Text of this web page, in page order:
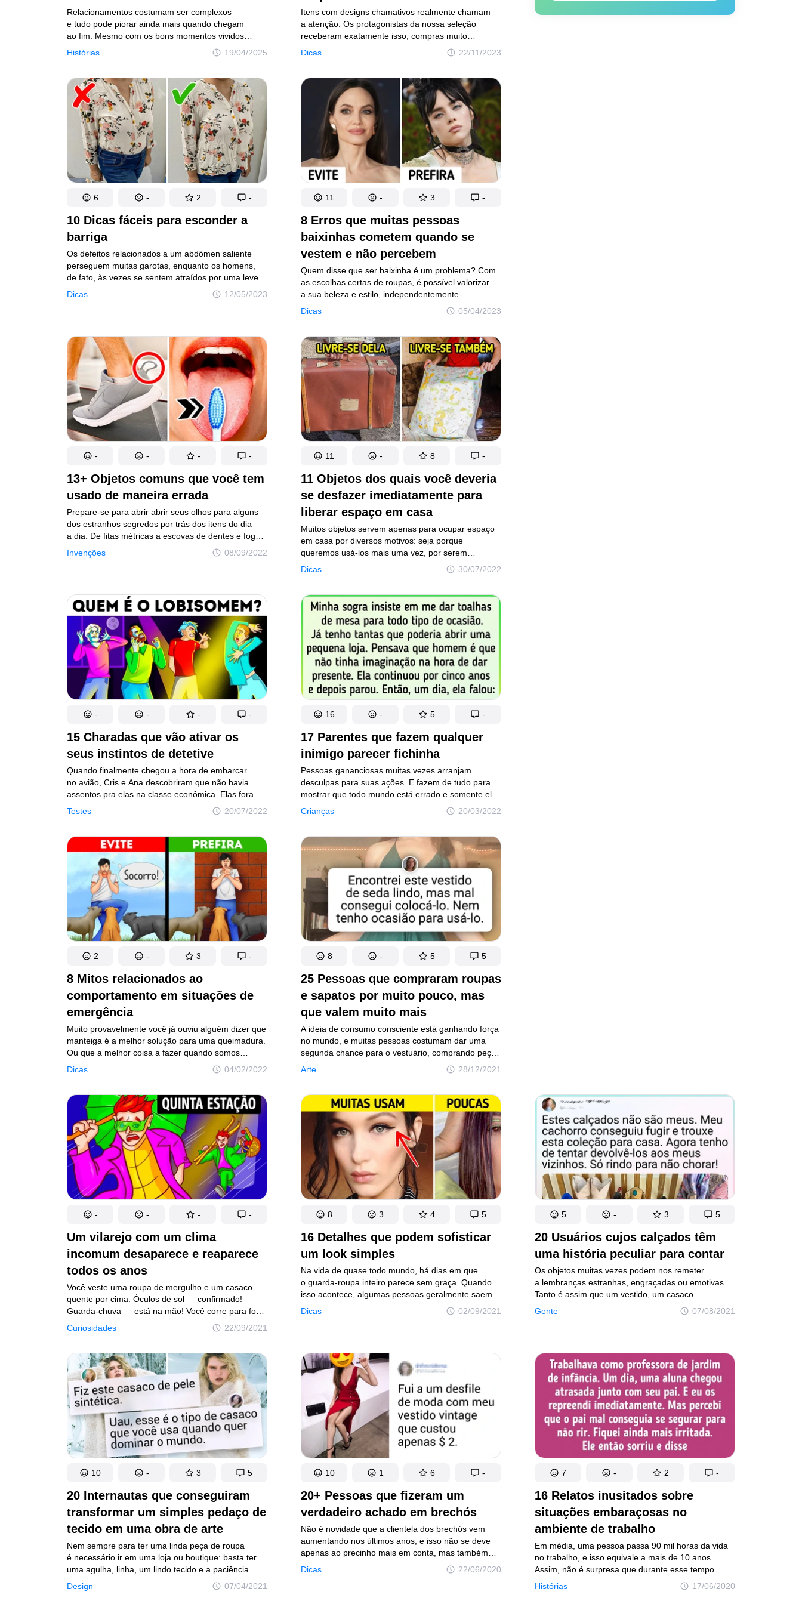
Histórias 19/04/2025
Relacionamentos costumam ser complexos —
e tudo pode piorar ainda mais quando chegam
ao fim. Mesmo com os bons momentos vividos
a dois, nem sempre dá para manter uma relação
saudável com os ex-parceiros. Afinal, alguns deixam
são tão inesperadas que parecem ter saído
de um roteiro de novela.
Dicas 22/11/2023
Itens com designs chamativos realmente chamam
a atenção. Os protagonistas da nossa seleção
receberam exatamente isso, compras muito
funcionais, bem com uma aparência “diferente”.
E falando com sinceridade, ficamos apaixonados!
10 Dicas fáceis para esconder a
barriga
Dicas 12/05/2023
Os defeitos relacionados a um abdômen saliente
perseguem muitas garotas, enquanto os homens,
de fato, às vezes se sentem atraídos por uma leve
saliência abdominal nas mulheres. Um experimento
realizado pelo Daily Mail Online mostrou que eles
de vista, é mais natural e atraente que uma barriga
sarada. Se a opinião dos homens não a convencer
e você quiser esconder a barriga, então deve fazê-lo
da maneira correta: caso contrário, corre o risco
de deixá-la visualmente maior.
6 - 2 -
8 Erros que muitas pessoas
baixinhas cometem quando se
vestem e não percebem
Dicas 05/04/2023
Quem disse que ser baixinha é um problema? Com
as escolhas certas de roupas, é possível valorizar
a sua beleza e estilo, independentemente
da estatura. Mas cuidado para não cometer alguns
deslizes que podem ter o efeito contrário e te deixar
Acompanhe nossas dicas para evitar esses enganos
e montar looks incríveis que vão te deixar ainda
mais confiante e fashionista. Se você quer saber
como valorizar o seu visual, venha com a gente que
o papo é moda!
11 - 3 -
13+ Objetos comuns que você tem
usado de maneira errada
Invenções 08/09/2022
Prepare-se para abrir abrir seus olhos para alguns
dos estranhos segredos por trás dos itens do dia
a dia. De fitas métricas a escovas de dentes e fogão
de cozinha, você nunca mais olhará — ou usará —
nenhuma dessas coisas da mesma maneira! Vamos
mais útil do que você imagina. Está com dificuldades
para medir algo sozinho? Tem um orifício ou entalhe
de metal na ponta. A trena tem um furo que permite
que você a prenda com um prego ou parafuso,
mantendo a fita métrica no lugar enquanto a estica.
Chega de erros!
- - - -
11 Objetos dos quais você deveria
se desfazer imediatamente para
liberar espaço em casa
Dicas 30/07/2022
Muitos objetos servem apenas para ocupar espaço
em casa por diversos motivos: seja porque
queremos usá-los mais uma vez, por serem
souvenirs ou simplesmente por não sabermos o que
fazer com eles. Mas um ambiente saudável envolve
adequado. Por isso é sempre bom dar uma olhada
e se desfazer daquilo que não usamos mais.
11 - 8 -
15 Charadas que vão ativar os
seus instintos de detetive
Testes 20/07/2022
Quando finalmente chegou a hora de embarcar
no avião, Cris e Ana descobriram que não havia
assentos pra elas na classe econômica. Elas foram
convidadas a voar na classe executiva. Lá,
as meninas viram três pessoas. Quando
que Cris e Ana tiveram muita sorte, pois estavam
prestes a viajar ao lado de um famoso bilionário
italiano. Você consegue adivinhar qual desses
passageiros é o bilionário?
- - - -
17 Parentes que fazem qualquer
inimigo parecer fichinha
Crianças 20/03/2022
Pessoas gananciosas muitas vezes arranjam
desculpas para suas ações. E fazem de tudo para
mostrar que todo mundo está errado e somente elas
são guiadas por verdadeiras boas intenções.
O melhor é ficar longe de gente assim, mas quando
malvado e mesquinho — a receita para o desastre,
certamente, está pronta.
16 - 5 -
8 Mitos relacionados ao
comportamento em situações de
emergência
Dicas 04/02/2022
Muito provavelmente você já ouviu alguém dizer que
manteiga é a melhor solução para uma queimadura.
Ou que a melhor coisa a fazer quando somos
picados é sugar o veneno. Embora essas e outras
ações pareçam corretas, não há estudos científicos
algumas podem ser prejudiciais e piorar ainda mais
a situação.
2 - 3 -
25 Pessoas que compraram roupas
e sapatos por muito pouco, mas
que valem muito mais
Arte 28/12/2021
A ideia de consumo consciente está ganhando força
no mundo, e muitas pessoas costumam dar uma
segunda chance para o vestuário, comprando peças
em brechós, lojas de segunda mão e mercados
de pulgas. Nesses estabelecimentos é possível
e vestidos vintage até itens de colecionador.
8 - 5 5
Um vilarejo com um clima
incomum desaparece e reaparece
todos os anos
Curiosidades 22/09/2021
Você veste uma roupa de mergulho e um casaco
quente por cima. Óculos de sol — confirmado!
Guarda-chuva — está na mão! Você corre para fora
de casa e seu amigo joga um par de esquis e uma
cesta de piquenique que você se esqueceu
vivenciar sua misteriosa “quinta estação” e precisa
estar preparado para tudo.Todos os anos, entre
o inverno e a primavera, você pode ver este show
natural único no Parque Nacional de Soomaa. Todo
o parque desaparece sob a água, até 5 metros.
Os habitantes locais viajam pelos prados alagados
e ao redor de casas submersas, pomares de maçãs
submersos e ilhas de pântano elevadas em canoas.
Quando o nível da água está especialmente alto,
As estradas principais são invadidas e metade das
pessoas ficam em suas casas por até quatro
semanas até que a estação chegue ao fim.
- - - -
16 Detalhes que podem sofisticar
um look simples
Dicas 02/09/2021
Na vida de quase todo mundo, há dias em que
o guarda-roupa inteiro parece sem graça. Quando
isso acontece, algumas pessoas geralmente saem
às compras para adquirir peças novas. Contudo,
a maior parte do que é necessário para uma
8 3 4 5
20 Usuários cujos calçados têm
uma história peculiar para contar
Gente 07/08/2021
Os objetos muitas vezes podem nos remeter
a lembranças estranhas, engraçadas ou emotivas.
Tanto é assim que um vestido, um casaco
ou mesmo um calçado podem nos fazer lembrar
de momentos especiais, dando a essas peças
5 - 3 5
20 Internautas que conseguiram
transformar um simples pedaço de
tecido em uma obra de arte
Design 07/04/2021
Nem sempre para ter uma linda peça de roupa
é necessário ir em uma loja ou boutique: basta ter
uma agulha, linha, um lindo tecido e a paciência
para fazer todo o processo de costura. E você não
precisa ser nenhum profissional — iniciantes
10 - 3 5
20+ Pessoas que fizeram um
verdadeiro achado em brechós
Dicas 22/06/2020
Não é novidade que a clientela dos brechós vem
aumentando nos últimos anos, e isso não se deve
apenas ao precinho mais em conta, mas também
à boa qualidade e variedade das roupas que podem
10 1 6 -
16 Relatos inusitados sobre
situações embaraçosas no
ambiente de trabalho
Histórias 17/06/2020
Em média, uma pessoa passa 90 mil horas da vida
no trabalho, e isso equivale a mais de 10 anos.
Assim, não é surpresa que durante esse tempo
aconteçam as mais diversas e inusitadas situações,
como perder os documentos da empresa, ser pego
7 - 2 -